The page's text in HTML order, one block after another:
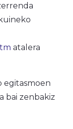
atalera
egitasmoen
bai zenbakiz